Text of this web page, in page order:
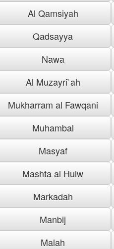
Al Qamsiyah
Qadsayya
Nawa
Al Muzayri`ah
Mukharram al Fawqani
Muhambal
Masyaf
Mashta al Hulw
Markadah
Manbij
Malah